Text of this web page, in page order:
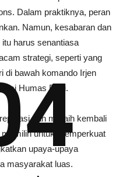
Dalam praktiknya, peran
Namun, kesabaran dan
harus senantiasa
strategi, seperti yang
di bawah komando Irjen
Humas Polri.
dan meraih kembali
untuk memperkuat
upaya-upaya
masyarakat luas.